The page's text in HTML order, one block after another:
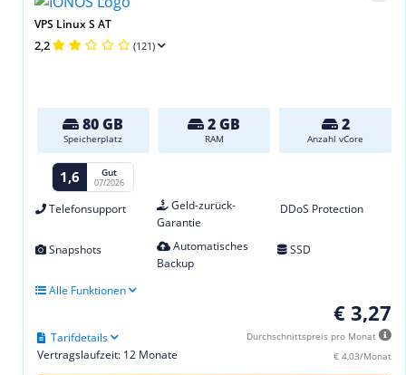
VPS Linux S AT
2,2 (121)
80 GB
Speicherplatz
2 GB
RAM
2
Anzahl vCore
1,6 Gut
07/2026
Telefonsupport
Geld-zurück-
Garantie
DDoS Protection
Snapshots
Automatisches
Backup
SSD
Alle Funktionen
€ 3,27
Durchschnittspreis pro Monat
€ 4,03/Monat
Vertragslaufzeit: 12 Monate
Tarifdetails